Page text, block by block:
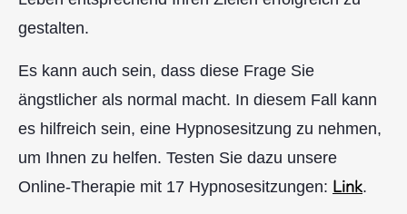
gestalten.
Es kann auch sein, dass diese Frage Sie
ängstlicher als normal macht. In diesem Fall kann
es hilfreich sein, eine Hypnosesitzung zu nehmen,
um Ihnen zu helfen. Testen Sie dazu unsere
Online-Therapie mit 17 Hypnosesitzungen: Link.